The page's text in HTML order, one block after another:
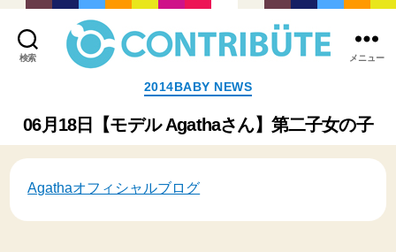
検索
式
社
コ
ト
ビ
メニュー
カ
テ
ゴ
リ
2014BABY NEWS
06月18日【モデル Agathaさん】第二子女の子
Agathaオフィシャルブログ